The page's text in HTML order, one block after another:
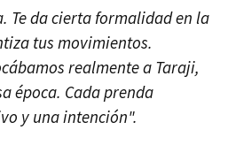
Te da cierta formalidad en la
tus movimientos.
realmente a Taraji,
época. Cada prenda
y una intención".